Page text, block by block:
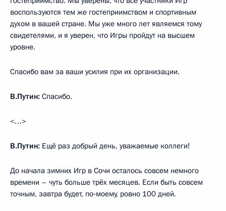
воспользуются тем же гостеприимством и спортивным
духом в вашей стране. Мы уже много лет являемся тому
свидетелями, и я уверен, что Игры пройдут на высшем
уровне.
Спасибо вам за ваши усилия при их организации.
В.Путин: Спасибо.
<…>
В.Путин: Ещё раз добрый день, уважаемые коллеги!
До начала зимних Игр в Сочи осталось совсем немного
времени – чуть больше трёх месяцев. Если быть совсем
точным, завтра будет, по‑моему, ровно 100 дней.